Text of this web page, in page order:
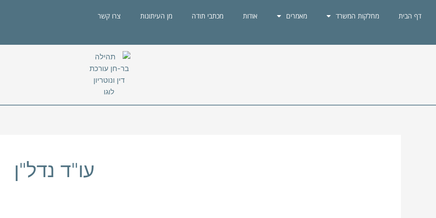
לתוכןדף הבית מחלקות המשרד מאמרים אודות מכתבי תודה מן העיתונות צרו קשר
עו"ד נדל"ן